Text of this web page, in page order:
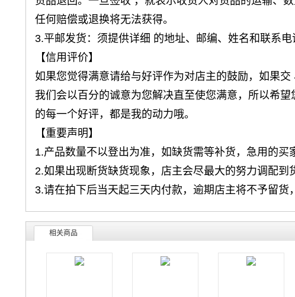
任何赔偿或退换将无法获得。
3.平邮发货：须提供详细 的地址、邮编、姓名和联系电
【信用评价】
如果您觉得满意请给与好评作为对店主的鼓励，如果
我们会以百分的诚意为您解决直至使您满意，所以希
的每一个好评，都是我的动力哦。
【重要声明】
1.产品数量不以登出为准，如缺货需等补货，急用的买
2.如果出现断货缺货现象，店主会尽最大的努力调配到
3.请在拍下后当天起三天内付款，逾期店主将不予留货
相关商品